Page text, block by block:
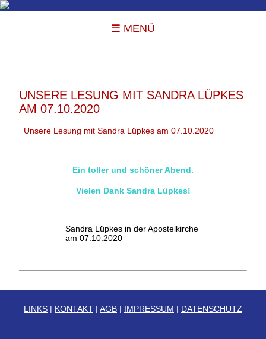
☰ MENÜ
UNSERE LESUNG MIT SANDRA LÜPKES
AM 07.10.2020
Unsere Lesung mit Sandra Lüpkes am 07.10.2020
Ein toller und schöner Abend.
Vielen Dank Sandra Lüpkes!
Sandra Lüpkes in der Apostelkirche
am 07.10.2020
LINKS | KONTAKT | AGB | IMPRESSUM | DATENSCHUTZ